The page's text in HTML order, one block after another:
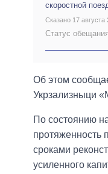
скоростной
Сказано 17 августа
Статус
Об этом
Укрзализныци
По состоянию
протяженность
сроками
усиленного